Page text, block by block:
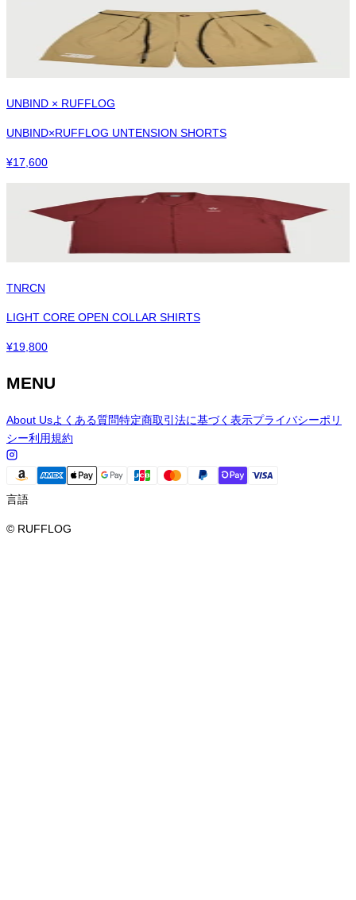
UNBIND × RUFFLOG
UNBIND×RUFFLOG UNTENSION SHORTS
¥17,600
TNRCN
LIGHT CORE OPEN COLLAR SHIRTS
¥19,800
MENU
About Usよくある質問特定商取引法に基づく表示プライバシーポリ
シー利用規約
言語
© RUFFLOG